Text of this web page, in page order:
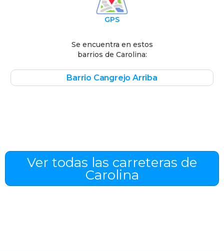
GPS
Se encuentra en estos
barrios de Carolina:
Barrio Cangrejo Arriba
Ver todas las carreteras de
Carolina